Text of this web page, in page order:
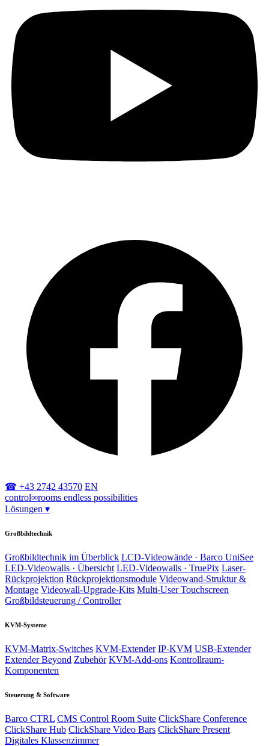
☎ +43 2742 43570 EN
control∞rooms endless possibilities
Lösungen ▾
Großbildtechnik
Großbildtechnik im Überblick LCD-Videowände · Barco UniSee
LED-Videowalls · Übersicht LED-Videowalls · TruePix Laser-
Rückprojektion Rückprojektionsmodule Videowand-Struktur &
Montage Videowall-Upgrade-Kits Multi-User Touchscreen
Großbildsteuerung / Controller
KVM-Systeme
KVM-Matrix-Switches KVM-Extender IP-KVM USB-Extender
Extender Beyond Zubehör KVM-Add-ons Kontrollraum-
Komponenten
Steuerung & Software
Barco CTRL CMS Control Room Suite ClickShare Conference
ClickShare Hub ClickShare Video Bars ClickShare Present
Digitales Klassenzimmer